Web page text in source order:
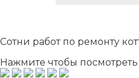
Сотни работ по ремонту
Нажмите чтобы посмотреть